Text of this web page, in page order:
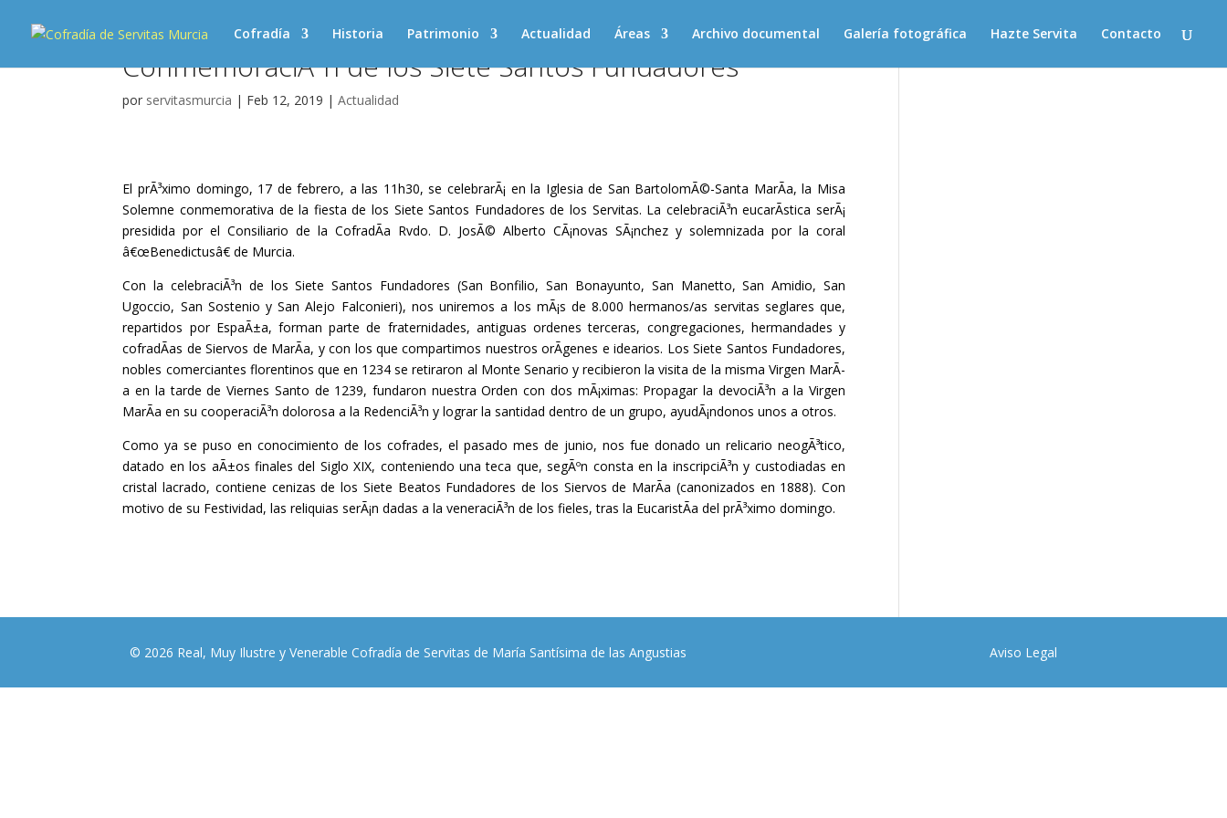
Cofradía Historia Patrimonio Actualidad Áreas Archivo documental Galería fotográfica Hazte Servita Contacto
ConmemoraciÃ³n de los Siete Santos Fundadores
por servitasmurcia | Feb 12, 2019 |Actualidad
El prÃ³ximo domingo, 17 de febrero, a las 11h30, se celebrarÃ¡ en la Iglesia de San BartolomÃ©-Santa MarÃ­a, la Misa
Solemne conmemorativa de la fiesta de los Siete Santos Fundadores de los Servitas. La celebraciÃ³n eucarÃ­stica serÃ¡
presidida por el Consiliario de la CofradÃ­a Rvdo. D. JosÃ© Alberto CÃ¡novas SÃ¡nchez y solemnizada por la coral
â€œBenedictusâ€ de Murcia.
Con la celebraciÃ³n de los Siete Santos Fundadores (San Bonfilio, San Bonayunto, San Manetto, San Amidio, San
Ugoccio, San Sostenio y San Alejo Falconieri), nos uniremos a los mÃ¡s de 8.000 hermanos/as servitas seglares que,
repartidos por EspaÃ±a, forman parte de fraternidades, antiguas ordenes terceras, congregaciones, hermandades y
cofradÃ­as de Siervos de MarÃ­a, y con los que compartimos nuestros orÃ­genes e idearios. Los Siete Santos Fundadores,
nobles comerciantes florentinos que en 1234 se retiraron al Monte Senario y recibieron la visita de la misma Virgen MarÃ­
a en la tarde de Viernes Santo de 1239, fundaron nuestra Orden con dos mÃ¡ximas: Propagar la devociÃ³n a la Virgen
MarÃ­a en su cooperaciÃ³n dolorosa a la RedenciÃ³n y lograr la santidad dentro de un grupo, ayudÃ¡ndonos unos a otros.
Como ya se puso en conocimiento de los cofrades, el pasado mes de junio, nos fue donado un relicario neogÃ³tico,
datado en los aÃ±os finales del Siglo XIX, conteniendo una teca que, segÃºn consta en la inscripciÃ³n y custodiadas en
cristal lacrado, contiene cenizas de los Siete Beatos Fundadores de los Siervos de MarÃ­a (canonizados en 1888). Con
motivo de su Festividad, las reliquias serÃ¡n dadas a la veneraciÃ³n de los fieles, tras la EucaristÃ­a del prÃ³ximo domingo.
© 2026 Real, Muy Ilustre y Venerable Cofradía de Servitas de María Santísima de las Angustias Aviso Legal